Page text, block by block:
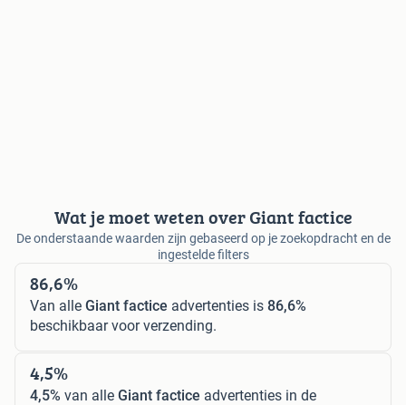
Wat je moet weten over Giant factice
De onderstaande waarden zijn gebaseerd op je zoekopdracht en de
ingestelde filters
86,6%
Van alle Giant factice advertenties is 86,6%
beschikbaar voor verzending.
4,5%
4,5% van alle Giant factice advertenties in de